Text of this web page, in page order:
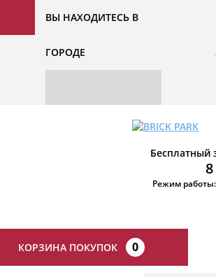
ВЫ НАХОДИТЕСЬ В
ГОРОДЕ
Бесплатный
Режим
КОРЗИНА ПОКУПОК 0